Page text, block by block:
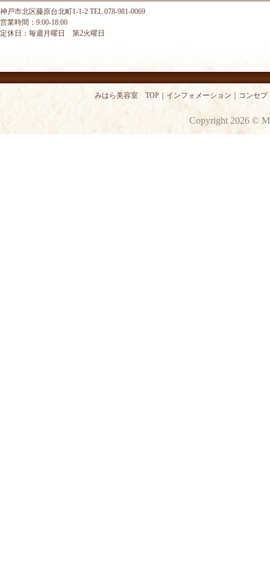
神戸市北区藤原台北町1-1-2 TEL 078-981-0069
営業時間：9:00-18:00
定休日：毎週月曜日 第2火曜日
みはら美容室 TOP インフォメーション コンセプ
Copyright 2026 ©